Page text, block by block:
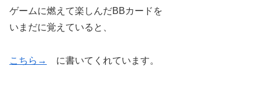
ゲームに燃えて楽しんだBBカードを
いまだに覚えていると、
こちら→ に書いてくれています。